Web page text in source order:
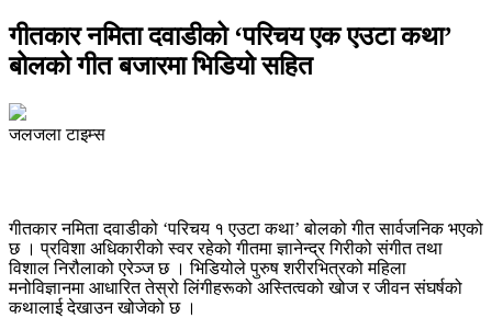
गीतकार नमिता दवाडीको ‘परिचय एक एउटा कथा’
बोलको गीत बजारमा भिडियो सहित
जलजला टाइम्स
गीतकार नमिता दवाडीको ‘परिचय १ एउटा कथा’ बोलको गीत सार्वजनिक भएको
छ । प्रविशा अधिकारीको स्वर रहेको गीतमा ज्ञानेन्द्र गिरीको संगीत तथा
विशाल निरौलाको एरेञ्ज छ । भिडियोले पुरुष शरीरभित्रको महिला
मनोविज्ञानमा आधारित तेस्रो लिंगीहरूको अस्तित्वको खोज र जीवन संघर्षको
कथालाई देखाउन खोजेको छ ।